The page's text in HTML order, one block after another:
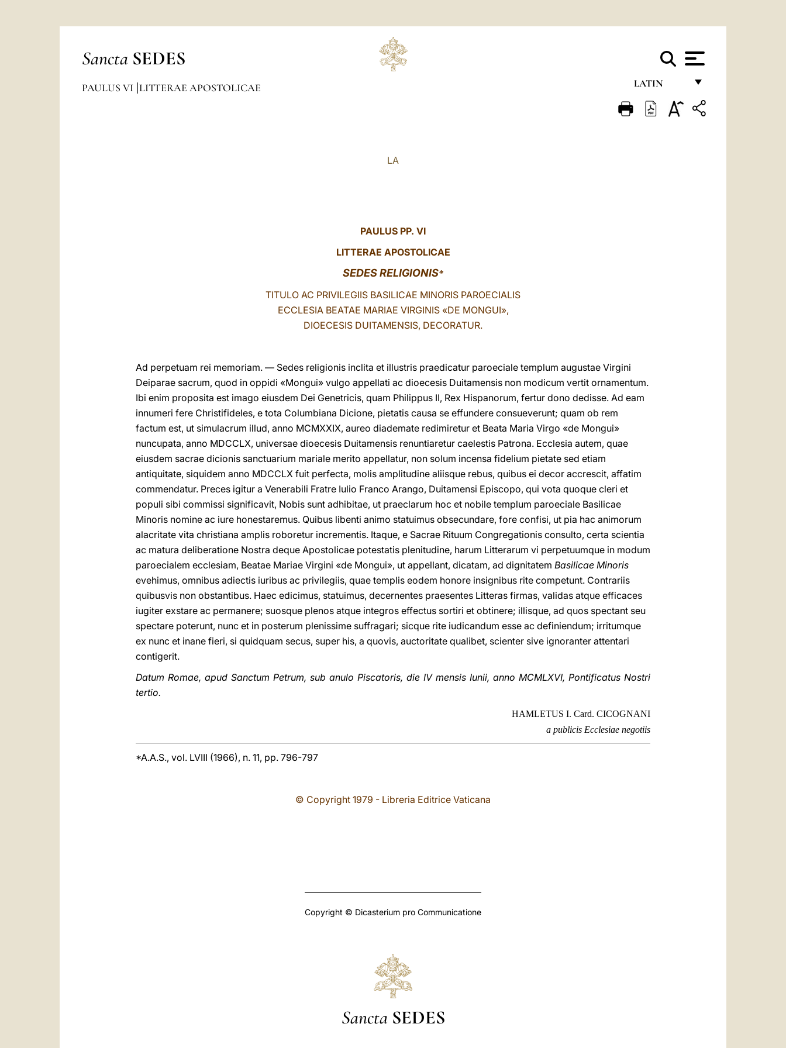
Sancta SEDES
LATIN
FRANÇAIS
PAULUS VI LITTERAE APOSTOLICAE
LA
PAULUS PP. VI
LITTERAE APOSTOLICAE
SEDES RELIGIONIS*
TITULO AC PRIVILEGIIS BASILICAE MINORIS PAROECIALIS
ECCLESIA BEATAE MARIAE VIRGINIS «DE MONGUI»,
DIOECESIS DUITAMENSIS, DECORATUR.
Ad perpetuam rei memoriam. — Sedes religionis inclita et illustris praedicatur paroeciale templum augustae Virgini
Deiparae sacrum, quod in oppidi «Mongui» vulgo appellati ac dioecesis Duitamensis non modicum vertit ornamentum.
Ibi enim proposita est imago eiusdem Dei Genetricis, quam Philippus II, Rex Hispanorum, fertur dono dedisse. Ad eam
innumeri fere Christifideles, e tota Columbiana Dicione, pietatis causa se effundere consueverunt; quam ob rem
factum est, ut simulacrum illud, anno MCMXXIX, aureo diademate redimiretur et Beata Maria Virgo «de Mongui»
nuncupata, anno MDCCLX, universae dioecesis Duitamensis renuntiaretur caelestis Patrona. Ecclesia autem, quae
eiusdem sacrae dicionis sanctuarium mariale merito appellatur, non solum incensa fidelium pietate sed etiam
antiquitate, siquidem anno MDCCLX fuit perfecta, molis amplitudine aliisque rebus, quibus ei decor accrescit, affatim
commendatur. Preces igitur a Venerabili Fratre Iulio Franco Arango, Duitamensi Episcopo, qui vota quoque cleri et
populi sibi commissi significavit, Nobis sunt adhibitae, ut praeclarum hoc et nobile templum paroeciale Basilicae
Minoris nomine ac iure honestaremus. Quibus libenti animo statuimus obsecundare, fore confisi, ut pia hac animorum
alacritate vita christiana amplis roboretur incrementis. Itaque, e Sacrae Rituum Congregationis consulto, certa scientia
ac matura deliberatione Nostra deque Apostolicae potestatis plenitudine, harum Litterarum vi perpetuumque in modum
paroecialem ecclesiam, Beatae Mariae Virgini «de Mongui», ut appellant, dicatam, ad dignitatem Basilicae Minoris
evehimus, omnibus adiectis iuribus ac privilegiis, quae templis eodem honore insignibus rite competunt. Contrariis
quibusvis non obstantibus. Haec edicimus, statuimus, decernentes praesentes Litteras firmas, validas atque efficaces
iugiter exstare ac permanere; suosque plenos atque integros effectus sortiri et obtinere; illisque, ad quos spectant seu
spectare poterunt, nunc et in posterum plenissime suffragari; sicque rite iudicandum esse ac definiendum; irritumque
ex nunc et inane fieri, si quidquam secus, super his, a quovis, auctoritate qualibet, scienter sive ignoranter attentari
contigerit.
Datum Romae, apud Sanctum Petrum, sub anulo Piscatoris, die IV mensis Iunii, anno MCMLXVI, Pontificatus Nostri
tertio.
HAMLETUS I. Card. CICOGNANI
a publicis Ecclesiae negotiis
*A.A.S., vol. LVIII (1966), n. 11, pp. 796-797
© Copyright 1979 - Libreria Editrice Vaticana
Copyright © Dicasterium pro Communicatione
Sancta SEDES